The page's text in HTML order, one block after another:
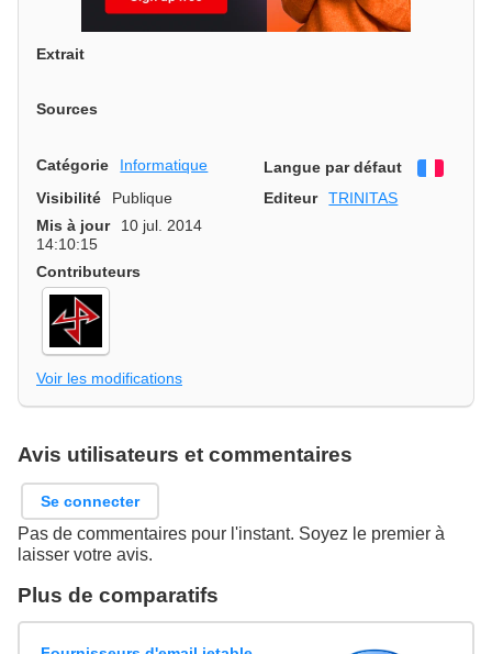
Extrait
Sources
Catégorie Informatique Langue par défaut
Visibilité
Publique Editeur
TRINITAS
Mis à jour
10 jul. 2014
14:10:15
Contributeurs
Voir les modifications
Avis utilisateurs et commentaires
Se connecter
Pas de commentaires pour l'instant. Soyez le premier à
laisser votre avis.
Plus de comparatifs